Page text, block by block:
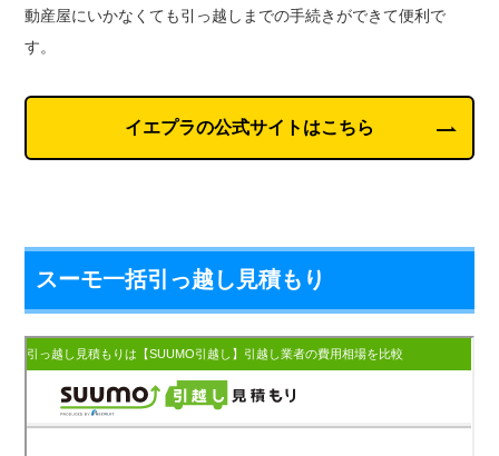
動産屋にいかなくても引っ越しまでの手続きができて便利で
す。
イエプラの公式サイトはこちら
スーモ一括引っ越し見積もり